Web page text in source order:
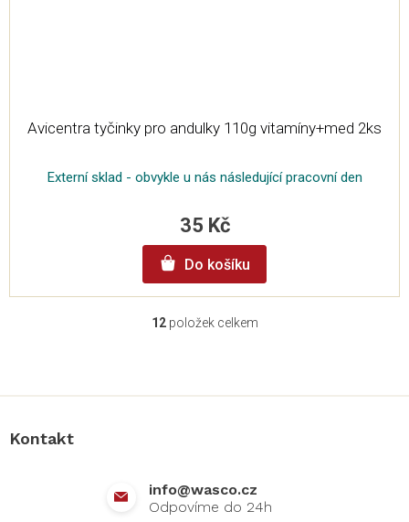
Avicentra tyčinky pro andulky 110g vitamíny+med 2ks
Externí sklad - obvykle u nás následující pracovní den
35 Kč
Do košíku
O
r
v
12položek celkem
Kontakt
info@wasco.cz